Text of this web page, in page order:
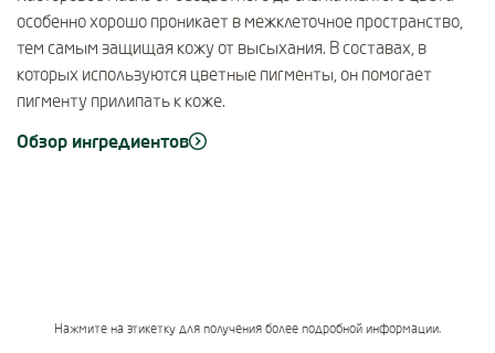
особенно хорошо проникает в межклеточное пространство,
тем самым защищая кожу от высыхания. В составах, в
которых используются цветные пигменты, он помогает
пигменту прилипать к коже.
Обзор ингредиентов
Нажмите на этикетку для получения более подробной информации.